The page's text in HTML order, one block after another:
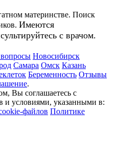
материнстве. Поиск
Имеются
с врачом.
Новосибирск
Самара Омск Казань
Беременность Отзывы
.
Вы соглашаетесь с
и условиями, указанными в:
файлов Политике